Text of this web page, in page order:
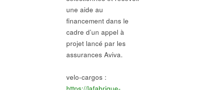
une aide au
financement dans le
cadre d’un appel à
projet lancé par les
assurances Aviva.
velo-cargos :